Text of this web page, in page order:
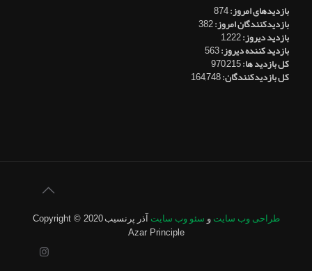
بازدیدهای امروز:874
بازدیدکنندگان امروز:382
بازدید دیروز:1,222
بازدید کننده دیروز:563
کل بازدید ها:970,215
کل بازدیدکنند‌گان:164,748
طراحی وب سایت و سئو وب سایت آذر پرنسیبCopyright © 2020
Azar Principle